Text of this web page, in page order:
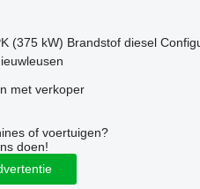
(375 kW) Brandstof diesel
met verkoper
of voertuigen?
doen!